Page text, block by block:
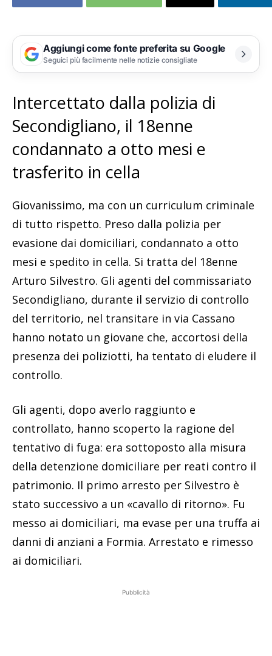
Aggiungi come fonte preferita su Google
Seguici più facilmente nelle notizie consigliate
Intercettato dalla polizia di
Secondigliano, il 18enne
condannato a otto mesi e
trasferito in cella
Giovanissimo, ma con un curriculum criminale
di tutto rispetto. Preso dalla polizia per
evasione dai domiciliari, condannato a otto
mesi e spedito in cella. Si tratta del 18enne
Arturo Silvestro. Gli agenti del commissariato
Secondigliano, durante il servizio di controllo
del territorio, nel transitare in via Cassano
hanno notato un giovane che, accortosi della
presenza dei poliziotti, ha tentato di eludere il
controllo.
Gli agenti, dopo averlo raggiunto e
controllato, hanno scoperto la ragione del
tentativo di fuga: era sottoposto alla misura
della detenzione domiciliare per reati contro il
patrimonio. Il primo arresto per Silvestro è
stato successivo a un «cavallo di ritorno». Fu
messo ai domiciliari, ma evase per una truffa ai
danni di anziani a Formia. Arrestato e rimesso
ai domiciliari.
Pubblicità